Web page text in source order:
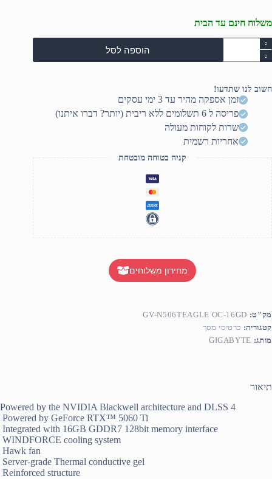
משלוח חינם עד הבית
כמות
של
כרטיס
Gigabyte
RTX
הוספה לסל
חשוב לנו שתדעו!
זמן אספקה מהיר עד 3 ימי עסקים
פריסה ל 6 תשלומים ללא ריבית (יותר? דברו איתנו)
שרות לקוחות מעולה
אחריות רשמית
קניה בטוחה מובטחת
מחירון משלוחים
מק"ט: GV-N506TEAGLE OC-16GD
קטגוריה: כרטיסי מסך
מותג: GIGABYTE
תיאור
Powered by the NVIDIA Blackwell architecture and DLSS 4
Powered by GeForce RTX™ 5060 Ti
Integrated with 16GB GDDR7 128bit memory interface
WINDFORCE cooling system
Hawk fan
Server-grade Thermal conductive gel
Reinforced structure